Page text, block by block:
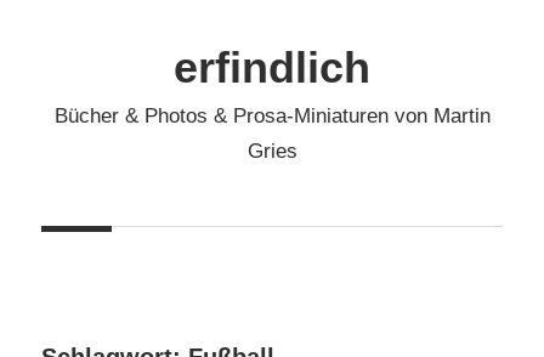
erfindlich
Bücher & Photos & Prosa-Miniaturen von Martin
Gries